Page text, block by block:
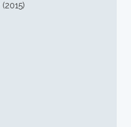
(2015)